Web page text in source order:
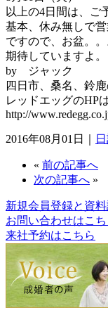
以上の4日間は、ご
基本、休み無しで営
ですので、お盆。
期待していますよ。
by ジャック
四日市、桑名、鈴
レッドエッグのHP
http://
2016年08月01日｜
« 前の記事へ
次の記事へ »
新規会員登録と資
お問い合わせはこち
来社予約はこちら